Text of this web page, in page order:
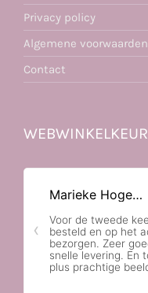
Privacy policy
Algemene voorwaarden
Contact
WEBWINKELKEUR